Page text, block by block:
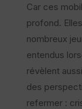
Car ces
profond.
nombreux
entendus
révèlent
des
refermer :